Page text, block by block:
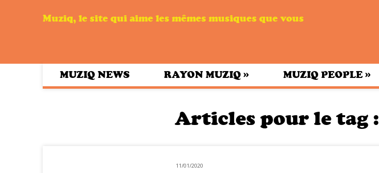
Muziq, le site qui aime les mêmes musiques que vous
MUZIQ NEWS RAYON MUZIQ » MUZIQ PEOPLE »
Articles pour le tag :
11/01/2020